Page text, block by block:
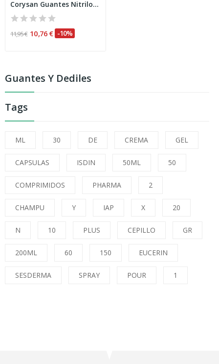
Guantes Y Dediles
Tags
ML 30 DE CREMA GEL
CAPSULAS ISDIN 50ML 50
COMPRIMIDOS PHARMA 2
CHAMPU Y IAP X 20
N 10 PLUS CEPILLO GR
200ML 60 150 EUCERIN
SESDERMA SPRAY POUR 1
Corysan Guantes Nitrilo Talla Mediana 100uds
11,95 € 10,76 € -10%